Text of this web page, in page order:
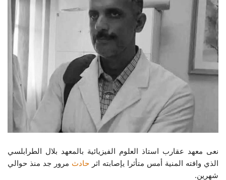
نعى معهد عقارب استاذ العلوم الفيزيائية بالمعهد بلال الطرابلسي
الذي وافته المنية أمس متأثرا يإصابته اثر حادث مرور جد منذ حوالي
شهرين.